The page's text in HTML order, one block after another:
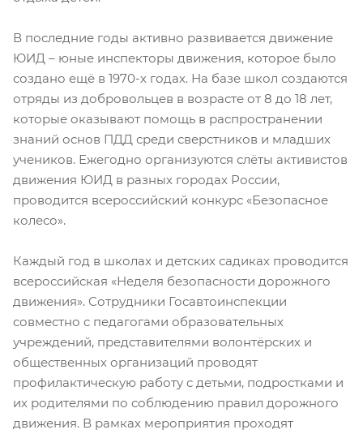
В последние годы активно развивается движение
ЮИД – юные инспекторы движения, которое было
создано ещё в 1970-х годах. На базе школ создаются
отряды из добровольцев в возрасте от 8 до 18 лет,
которые оказывают помощь в распространении
знаний основ ПДД среди сверстников и младших
учеников. Ежегодно организуются слёты активистов
движения ЮИД в разных городах России,
проводится всероссийский конкурс «Безопасное
колесо».
Каждый год в школах и детских садиках проводится
всероссийская «Неделя безопасности дорожного
движения». Сотрудники Госавтоинспекции
совместно с педагогами образовательных
учреждений, представителями волонтёрских и
общественных организаций проводят
профилактическую работу с детьми, подростками и
их родителями по соблюдению правил дорожного
движения. В рамках мероприятия проходят